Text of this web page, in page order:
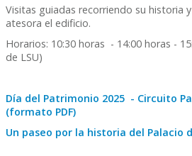
Visitas guiadas recorriendo su historia
atesora el edificio.
Horarios: 10:30 horas - 14:00 horas -
de LSU)
Día del Patrimonio 2025 - Circuito
(formato PDF)
Un paseo por la historia del Palacio